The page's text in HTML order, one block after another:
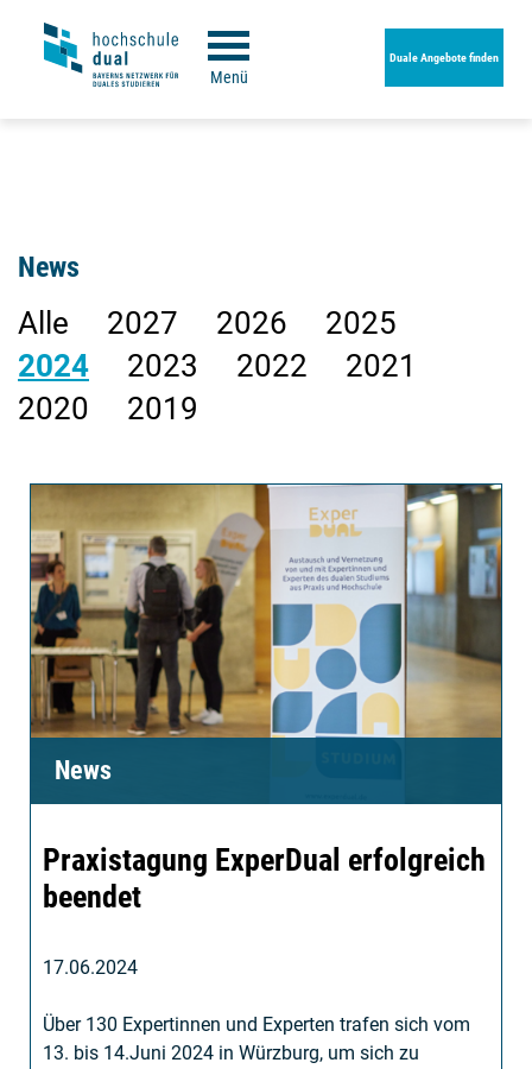
Menü
Duale Angebote finden
News
Alle 2027 2026
2025
2024
2023 2022
2021
2020
2019
News
Praxistagung ExperDual erfolgreich
beendet
17.06.2024
Über 130 Expertinnen und Experten trafen sich vom
13. bis 14.Juni 2024 in Würzburg, um sich zu